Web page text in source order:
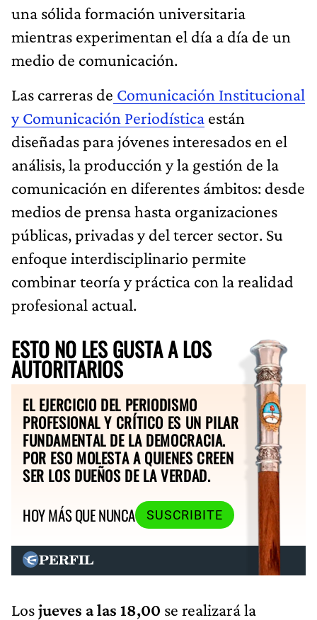
una sólida formación universitaria
mientras experimentan el día a día de un
medio de comunicación.
Las carreras de Comunicación Institucional
y Comunicación Periodística están
diseñadas para jóvenes interesados en el
análisis, la producción y la gestión de la
comunicación en diferentes ámbitos: desde
medios de prensa hasta organizaciones
públicas, privadas y del tercer sector. Su
enfoque interdisciplinario permite
combinar teoría y práctica con la realidad
profesional actual.
ESTO NO LES GUSTA A LOS
AUTORITARIOS
EL EJERCICIO DEL PERIODISMO
PROFESIONAL Y CRÍTICO ES UN PILAR
FUNDAMENTAL DE LA DEMOCRACIA.
POR ESO MOLESTA A QUIENES CREEN
SER LOS DUEÑOS DE LA VERDAD.
HOY MÁS QUE NUNCA
SUSCRIBITE
Losjueves a las 18,00 se realizará la